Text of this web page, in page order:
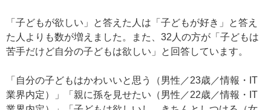
「子どもが欲しい」と答えた人は「子どもが好き」と答え
た人よりも数が増えました。また、32人の方が「子どもは
苦手だけど自分の子どもは欲しい」と回答しています。
「自分の子どもはかわいいと思う（男性／23歳／情報・IT
業界内定）」「親に孫を見せたい（男性／22歳／情報・IT